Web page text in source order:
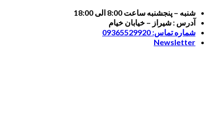
Skip
content
شنبه – پنجشنبه ساعت 8:00 الی 18:00
آدرس : شیراز – خیابان خیام
شماره تماس: 09365529920
Newsletter